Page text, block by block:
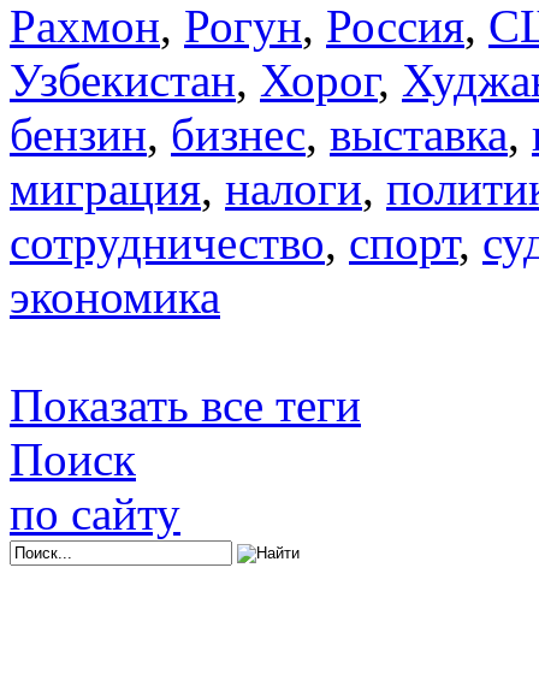
Рахмон, Рогун, Россия,
Узбекистан, Хорог,
бензин, бизнес, выставка,
миграция, налоги,
сотрудничество, спорт,
экономика
Показать все теги
Поиск
по сайту